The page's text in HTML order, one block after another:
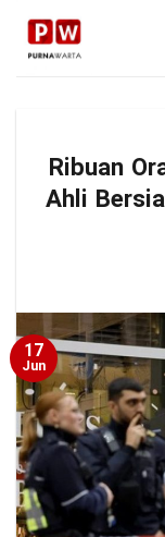
Skip
content
Ribuan
Ahli
17
Jun